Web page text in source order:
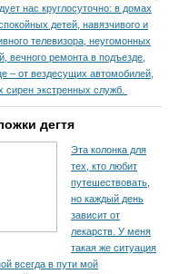
нас круглосуточно: в домах
детей, навязчивого и
телевизора, неугомонных
вечного ремонта в подъезде,
– от вездесущих автомобилей,
сирен экстренных служб.
дегтя
Эта колонка для
тех, кто любит
путешествовать,
но каждый день
зависит от
лекарств. У меня
такая же ситуация
всегда в пути мой